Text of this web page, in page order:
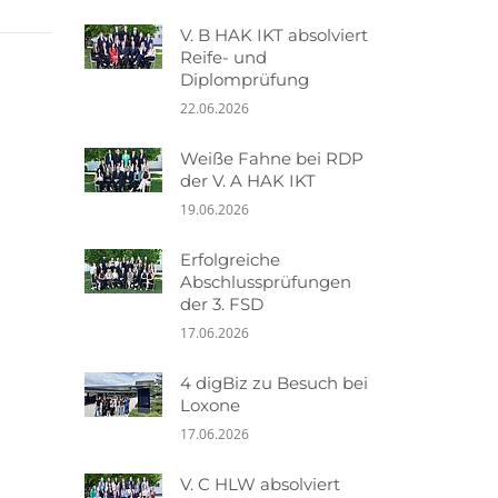
V. B HAK IKT absolviert
Reife- und
Diplomprüfung
22.06.2026
Weiße Fahne bei RDP
der V. A HAK IKT
19.06.2026
Erfolgreiche
Abschlussprüfungen
der 3. FSD
17.06.2026
4 digBiz zu Besuch bei
Loxone
17.06.2026
V. C HLW absolviert